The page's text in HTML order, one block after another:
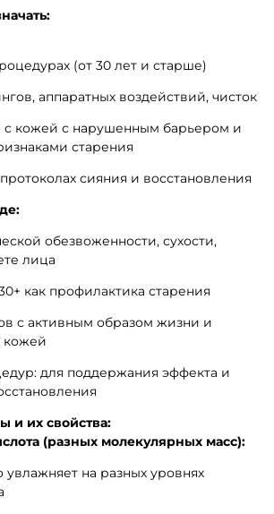
(от 30 лет и старше)
аппаратных воздействий, чисток
с кожей с нарушенным барьером и
старения
сияния и восстановления
обезвоженности, сухости,
лица
как профилактика старения
с активным образом жизни и
кожей
для поддержания эффекта и
и их свойства:
(разных молекулярных масс):
увлажняет на разных уровнях